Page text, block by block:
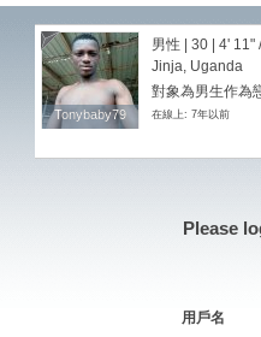
Tonybaby79
Tonybaby79
男性 | 30 | 4' 11"
Jinja, Uganda
對象為男生作為
在線上: 7年以前
Please
用戶名